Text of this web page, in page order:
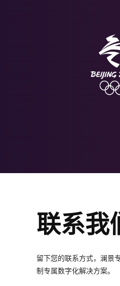
联系我
留下您的联系方式，澜景
制专属数字化解决方案。